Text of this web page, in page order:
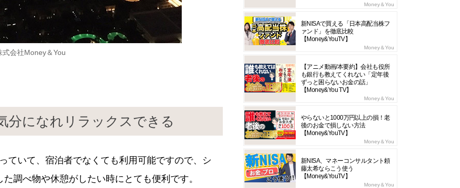
会社Money＆You
分になれリラックスできる
ていて、宿泊者でなくても利用可能ですので、シ
調べ物や休憩がしたい時にとても便利です。
Money＆You
新NISAで買える「日本高配当株フ
ァンド」を徹底比較
【Money&YouTV】
Money＆You
【アニメ動画/本要約】会社も役所
も銀行も教えてくれない「定年後
ずっと困らないお金の話」
【Money&You TV】
Money＆You
やらないと1000万円以上の損！老
後のお金で損しない方法
【Money&YouTV】
Money＆You
新NISA、マネーコンサルタント頼
藤太希ならこう使う
【Money&YouTV】
Money＆You